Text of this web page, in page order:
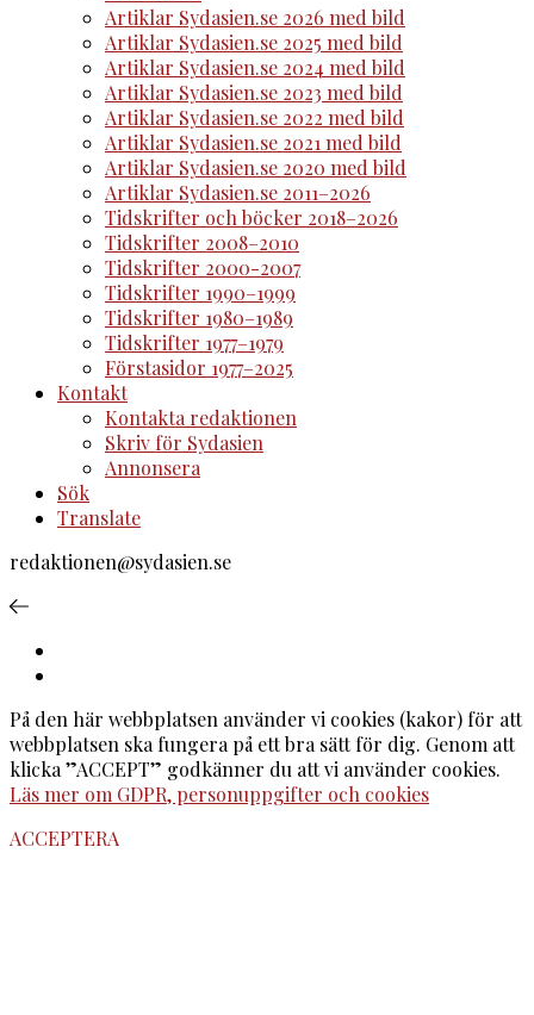
Artiklar Sydasien.se 2026 med bild
Artiklar Sydasien.se 2025 med bild
Artiklar Sydasien.se 2024 med bild
Artiklar Sydasien.se 2023 med bild
Artiklar Sydasien.se 2022 med bild
Artiklar Sydasien.se 2021 med bild
Artiklar Sydasien.se 2020 med bild
Artiklar Sydasien.se 2011–2026
Tidskrifter och böcker 2018–2026
Tidskrifter 2008–2010
Tidskrifter 2000-2007
Tidskrifter 1990–1999
Tidskrifter 1980–1989
Tidskrifter 1977–1979
Förstasidor 1977–2025
Kontakt
Kontakta redaktionen
Skriv för Sydasien
Annonsera
Sök
Translate
redaktionen@sydasien.se
På den här webbplatsen använder vi cookies (kakor) för att
webbplatsen ska fungera på ett bra sätt för dig. Genom att
klicka ”ACCEPT” godkänner du att vi använder cookies.
Läs mer om GDPR, personuppgifter och cookies
ACCEPTERA